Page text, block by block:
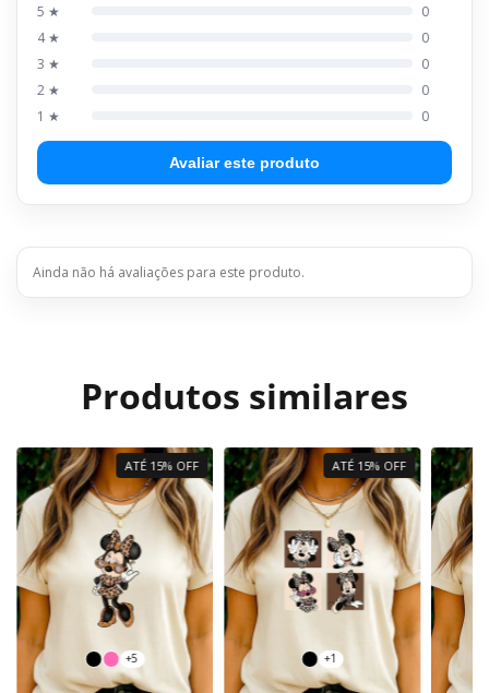
5 ★
0
4 ★
0
3 ★
0
2 ★
0
1 ★
0
Avaliar este produto
Ainda não há avaliações para este produto.
Produtos similares
ATÉ 15% OFF
+5
ATÉ 15% OFF
+1